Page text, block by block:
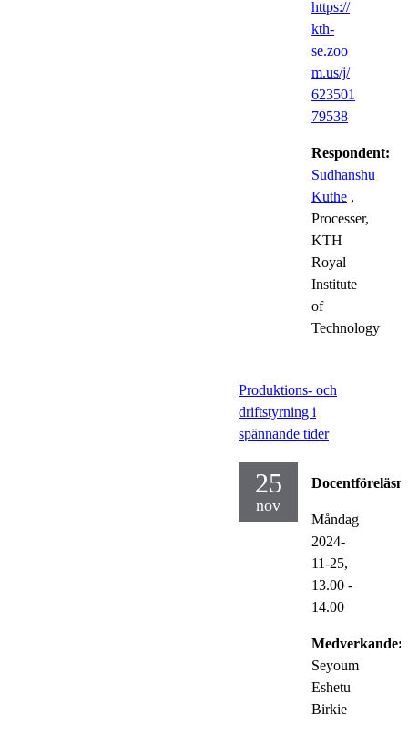
https://
kth-
se.zoo
m.us/j/
623501
79538
Respondent:
Sudhanshu
Kuthe ,
Processer,
KTH
Royal
Institute
of
Technology
Produktions- och
driftstyrning i
spännande tider
25
nov
Måndag
2024-
11-25,
13.00 -
14.00
Medverkande:
Seyoum
Eshetu
Birkie